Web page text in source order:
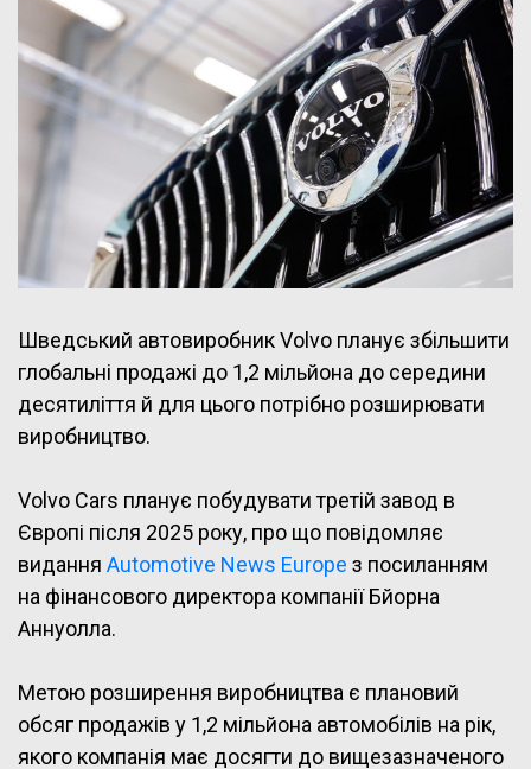
Шведський автовиробник Volvo планує збільшити
глобальні продажі до 1,2 мільйона до середини
десятиліття й для цього потрібно розширювати
виробництво.
Volvo Cars планує побудувати третій завод в
Європі після 2025 року, про що повідомляє
видання Automotive News Europe з посиланням
на фінансового директора компанії Бйорна
Аннуолла.
Метою розширення виробництва є плановий
обсяг продажів у 1,2 мільйона автомобілів на рік,
якого компанія має досягти до вищезазначеного